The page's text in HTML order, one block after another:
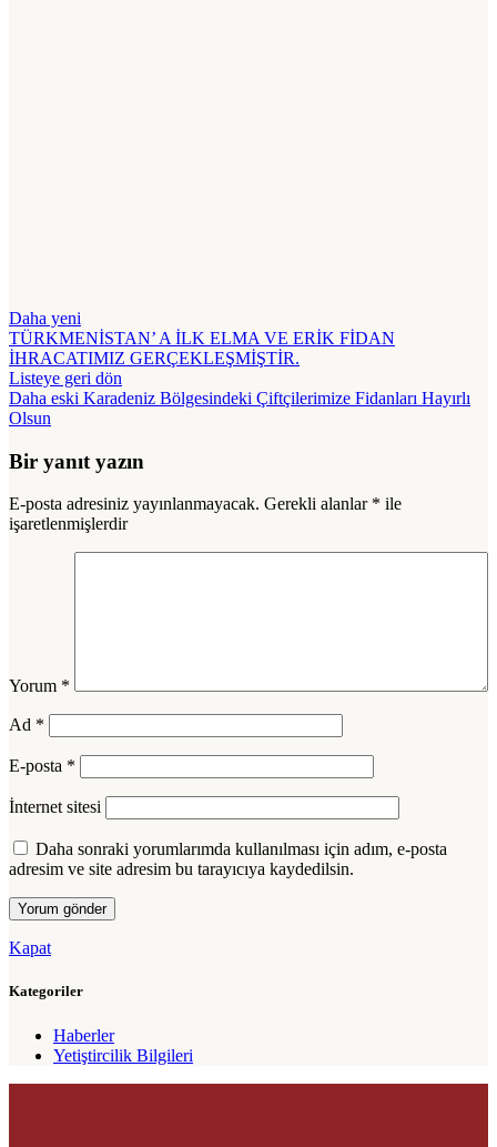
Daha yeni
TÜRKMENİSTAN’ A İLK ELMA VE ERİK FİDAN
İHRACATIMIZ GERÇEKLEŞMİŞTİR.
Listeye geri dön
Daha eski Karadeniz Bölgesindeki Çiftçilerimize Fidanları Hayırlı
Olsun
Bir yanıt yazın
E-posta adresiniz yayınlanmayacak. Gerekli alanlar * ile
işaretlenmişlerdir
Yorum *
Ad *
E-posta *
İnternet sitesi
Daha sonraki yorumlarımda kullanılması için adım, e-posta
adresim ve site adresim bu tarayıcıya kaydedilsin.
Kapat
Kategoriler
Haberler
Yetiştircilik Bilgileri